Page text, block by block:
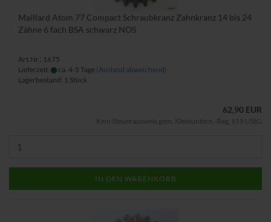
Maillard Atom 77 Compact Schraubkranz Zahnkranz 14 bis 24
Zähne 6 fach BSA schwarz NOS
Art.Nr.: 1675
Lieferzeit:
ca. 4-5 Tage (Ausland abweichend)
Lagerbestand: 1 Stück
62,90 EUR
Kein Steuerausweis gem. Kleinuntern.-Reg. §19 UStG
IN DEN WARENKORB